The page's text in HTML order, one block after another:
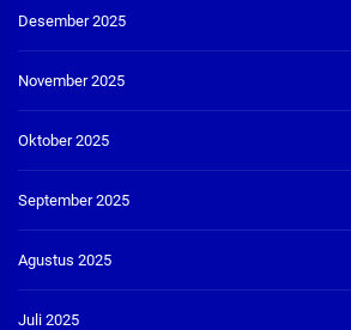
Desember 2025
November 2025
Oktober 2025
September 2025
Agustus 2025
Juli 2025